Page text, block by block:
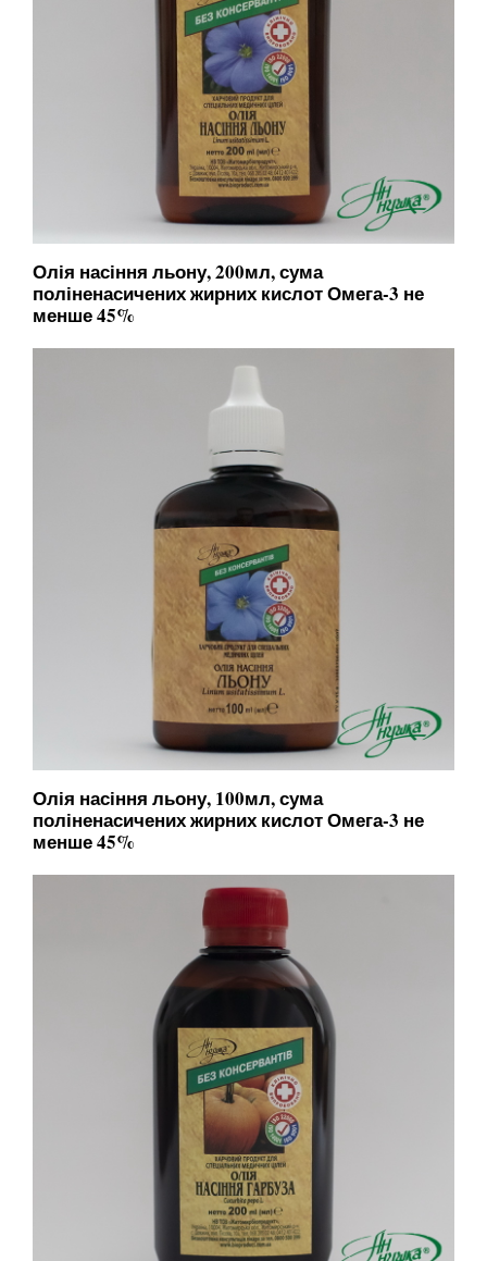
Олія насіння льону, 200мл, сума
поліненасичених жирних кислот Омега-3 не
менше 45%
Олія насіння льону, 100мл, сума
поліненасичених жирних кислот Омега-3 не
менше 45%